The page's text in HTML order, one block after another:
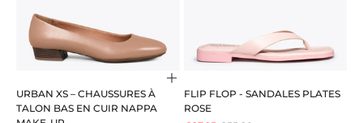
Choisir les options
URBAN XS – CHAUSSURES À
TALON BAS EN CUIR NAPPA
FLIP FLOP - SANDALES PLATES
ROSE